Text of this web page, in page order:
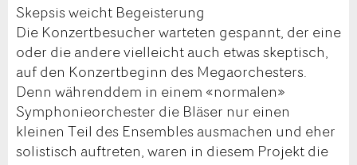
Skepsis weicht Begeisterung
Die Konzertbesucher warteten gespannt, der eine
oder die andere vielleicht auch etwas skeptisch,
auf den Konzertbeginn des Megaorchesters.
Denn währenddem in einem «normalen»
Symphonieorchester die Bläser nur einen
kleinen Teil des Ensembles ausmachen und eher
solistisch auftreten, waren in diesem Projekt die